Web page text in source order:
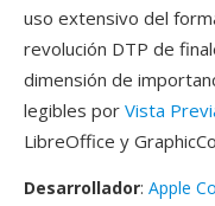
uso extensivo del
revolución DTP de
dimensión de
legibles por Vista
LibreOffice y
Desarrollador: Apple